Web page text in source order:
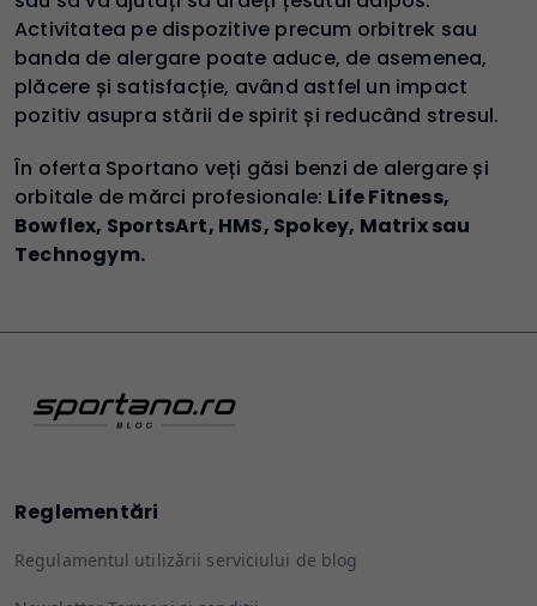
Activitatea pe dispozitive precum orbitrek sau
banda de alergare poate aduce, de asemenea,
plăcere și satisfacție, având astfel un impact
pozitiv asupra stării de spirit și reducând stresul.
În oferta Sportano veți găsi benzi de alergare și
orbitale de mărci profesionale: Life Fitness,
Bowflex, SportsArt, HMS, Spokey, Matrix sau
Technogym.
Reglementări
Regulamentul utilizării serviciului de blog